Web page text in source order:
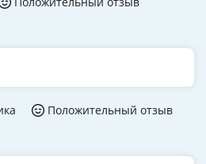
Положительный отзыв